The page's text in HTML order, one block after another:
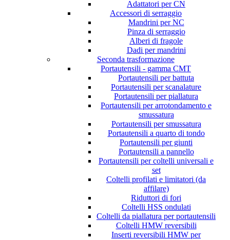
Adattatori per CN
Accessori di serraggio
Mandrini per NC
Pinza di serraggio
Alberi di fragole
Dadi per mandrini
Seconda trasformazione
Portautensili - gamma CMT
Portautensili per battuta
Portautensili per scanalature
Portautensili per piallatura
Portautensili per arrotondamento e
smussatura
Portautensili per smussatura
Portautensili a quarto di tondo
Portautensili per giunti
Portautensili a pannello
Portautensili per coltelli universali e
set
Coltelli profilati e limitatori (da
affilare)
Riduttori di fori
Coltelli HSS ondulati
Coltelli da piallatura per portautensili
Coltelli HMW reversibili
Inserti reversibili HMW per